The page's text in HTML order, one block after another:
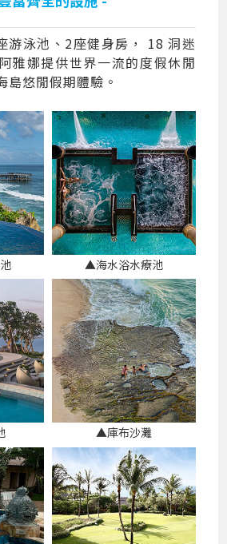
游泳池、2座健身房， 18 洞迷
雅娜提供世界一流的度假休閒
島悠閒假期體驗。
▲海水浴水療池
▲庫布沙灘